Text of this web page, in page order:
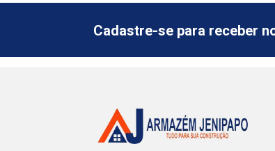
Cadastre-se para receber